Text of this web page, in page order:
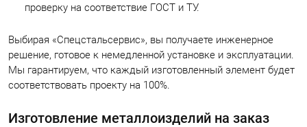
проверку на соответствие ГОСТ и ТУ.
Выбирая «Спецстальсервис», вы получаете инженерное
решение, готовое к немедленной установке и эксплуатации.
Мы гарантируем, что каждый изготовленный элемент будет
соответствовать проекту на 100%.
Изготовление металлоизделий на заказ